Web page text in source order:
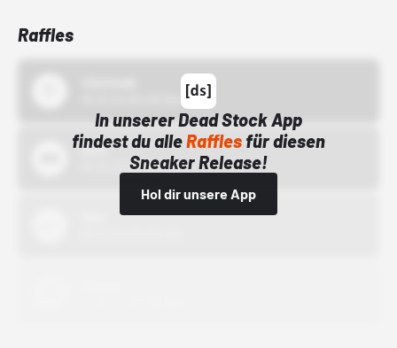
Raffles
In unserer Dead Stock App
findest du alleRafflesfür diesen
Sneaker Release!
Hol dir unsere App
Bstn
01.10.22 00:00 Uhr